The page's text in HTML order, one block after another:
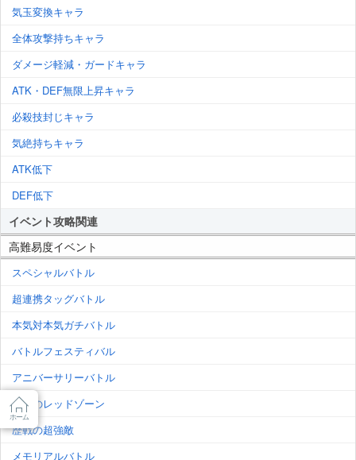
気玉変換キャラ
全体攻撃持ちキャラ
ダメージ軽減・ガードキャラ
ATK・DEF無限上昇キャラ
必殺技封じキャラ
気絶持ちキャラ
ATK低下
DEF低下
イベント攻略関連
高難易度イベント
スペシャルバトル
超連携タッグバトル
本気対本気ガチバトル
バトルフェスティバル
アニバーサリーバトル
究極のレッドゾーン
歴戦の超強敵
メモリアルバトル
ホーム